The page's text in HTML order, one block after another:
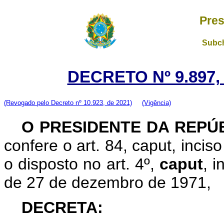
DECRETO Nº
(Revogado pelo Decreto nº 10.923, de 2021) (Vigência)
O PRESIDENTE DA
confere o art. 84, caput,
o disposto no art. 4º, caput,
de 27 de dezembro de 1971,
DECRETA: